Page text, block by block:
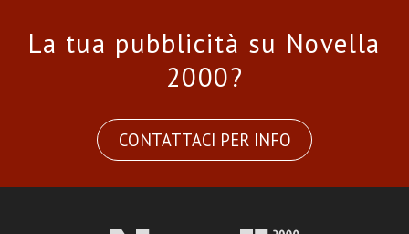
La tua pubblicità su Novella
2000?
CONTATTACI PER INFO